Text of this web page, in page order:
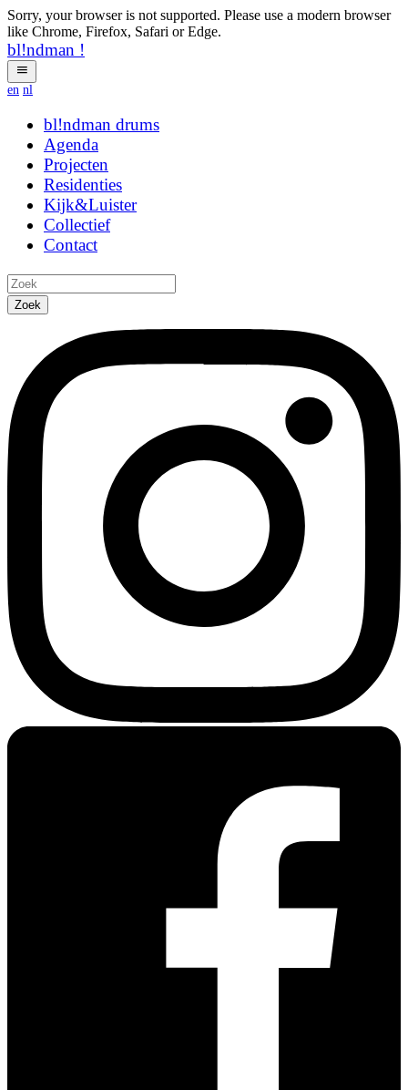
Sorry, your browser is not supported. Please use a modern browser
like Chrome, Firefox, Safari or Edge.
bl!ndman !
en nl
bl!ndman strings
Agenda
Projecten
Residenties
Kijk&Luister
Collectief
Contact
Zoek